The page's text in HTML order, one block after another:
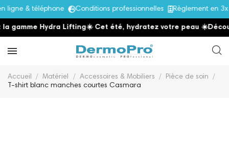
ligne & téléphone Conditions professionnelles Règlement en
gamme Hydra Lifting☀️ Cet été, hydratez votre peau ☀️
Accueil Matériel Accessoires & Mobiliers
Pièce de soin
T-shirt blanc manches courtes Casmara